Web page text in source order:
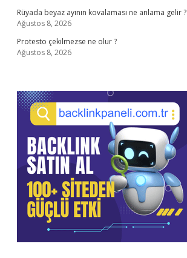
Rüyada beyaz ayının kovalaması ne anlama gelir ?
Ağustos 8, 2026
Protesto çekilmezse ne olur ?
Ağustos 8, 2026